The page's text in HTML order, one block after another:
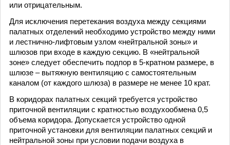
или отрицательным.
Для исключения перетекания воздуха между секциями
палатных отделений необходимо устройство между ними
и лестнично-лифтовым узлом «нейтральной зоны» и
шлюзов при входе в каждую секцию. В «нейтральной
зоне» следует обеспечить подпор в 5-кратном размере, в
шлюзе – вытяжную вентиляцию с самостоятельным
каналом (от каждого шлюза) в размере не менее 10 крат.
В коридорах палатных секций требуется устройство
приточной вентиляции с кратностью воздухообмена 0,5
объема коридора. Допускается устройство одной
приточной установки для вентиляции палатных секций и
нейтральной зоны при условии подачи воздуха в